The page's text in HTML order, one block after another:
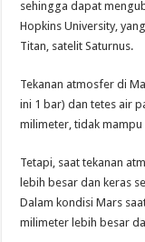
sehingga dapat
Hopkins University,
Titan, satelit Saturnus.
Tekanan atmosfer di
ini 1 bar) dan tetes air
milimeter, tidak mampu
Tetapi, saat tekanan
lebih besar dan keras
Dalam kondisi Mars
milimeter lebih besar